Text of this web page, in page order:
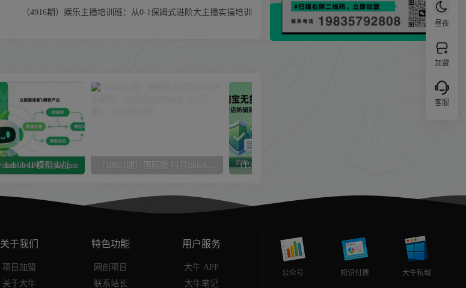
昼夜
加盟
客服
（4916期）娱乐主播培训班：从0-1保姆式进阶大主播实操培训
（16955期）Liblib IP模型实战训练营，零基础掌握从数据准备到产出稳定、可商用模型的全部核心技能
关于我们
项目加盟
关于大牛
特色功能
网创项目
联系站长
用户服务
大牛 APP
大牛笔记
公众号 知识付费 大牛私域